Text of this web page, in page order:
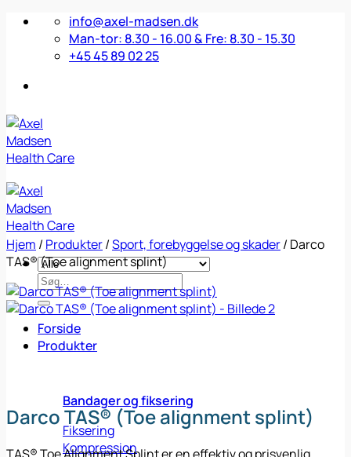
Fortsæt
info@axel-madsen.dk
Man-tor: 8.30 - 16.00 & Fre: 8.30 - 15.30
+45 45 89 02 25
Søg
efter:
Forside
Produkter
Bandager og fiksering
Fiksering
Kompression
Hjem / Produkter/Sport, forebyggelse og skader/ Darco
TAS® (Toe alignment splint)
Darco TAS® (Toe alignment splint)